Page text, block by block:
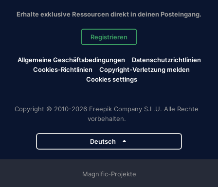
Erhalte exklusive Ressourcen direkt in deinen Posteingang.
Registrieren
Allgemeine Geschäftsbedingungen
Datenschutzrichtlinien
Cookies-Richtlinien
Copyright-Verletzung melden
Cookies settings
Copyright © 2010-2026 Freepik Company S.L.U. Alle Rechte
vorbehalten.
Deutsch
Magnific-Projekte